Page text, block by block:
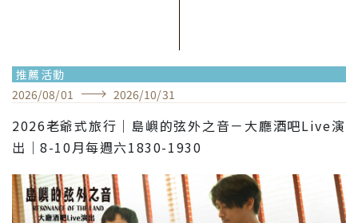
推薦活動
2026/08/01 2026/10/31
2026老爺式旅行｜島嶼的弦外之音－大廳酒吧Live演
出｜8-10月每週六1830-1930